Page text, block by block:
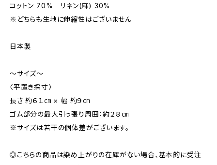
コットン 70% リネン(麻) 30%
※どちらも生地に伸縮性はございません
日本製
～サイズ～
〈平置き採寸〉
長さ 約６１㎝ × 幅 約９㎝
ゴム部分の最大引っ張り周囲：約２８㎝
※サイズは若干の個体差がございます。
◎こちらの商品は染め上がりの在庫がない場合、基本的に受注